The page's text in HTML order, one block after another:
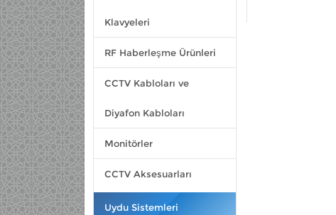
Klavyeleri
RF Haberleşme Ürünleri
CCTV Kabloları ve
Diyafon Kabloları
Monitörler
CCTV Aksesuarları
Uydu Sistemleri